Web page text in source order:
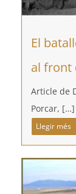
El
al front
Article de
Porcar, […]
Llegir més